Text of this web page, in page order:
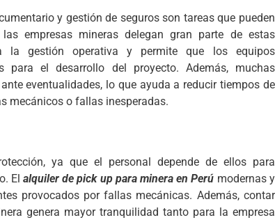
y gestión de seguros son tareas que pueden
empresas mineras delegan gran parte de estas
la gestión operativa y permite que los equipos
para el desarrollo del proyecto. Además, muchas
eventualidades, lo que ayuda a reducir tiempos de
mecánicos o fallas inesperadas.
ya que el personal depende de ellos para
Elalquiler de pick up para minera en Perú modernas y
provocados por fallas mecánicas. Además, contar
genera mayor tranquilidad tanto para la empresa